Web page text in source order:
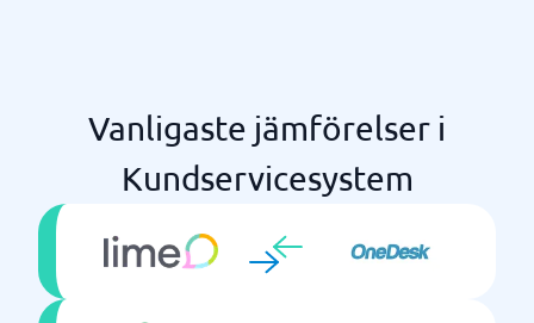
Vanligaste jämförelser i
Kundservicesystem